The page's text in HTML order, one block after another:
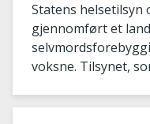
Statens
gjennomført et
voksne. Tilsynet,